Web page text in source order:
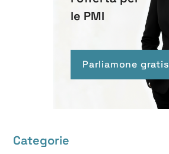
le PMI
Parliamone gratis
Categorie